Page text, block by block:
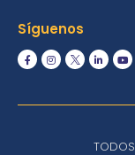
Síguenos